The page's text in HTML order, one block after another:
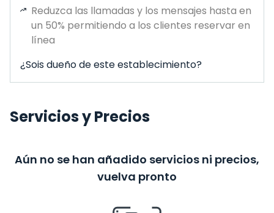
Reduzca las llamadas y los mensajes hasta en
un 50% permitiendo a los clientes reservar en
línea
¿Sois dueño de este establecimiento?
Servicios y Precios
Aún no se han añadido servicios ni precios,
vuelva pronto